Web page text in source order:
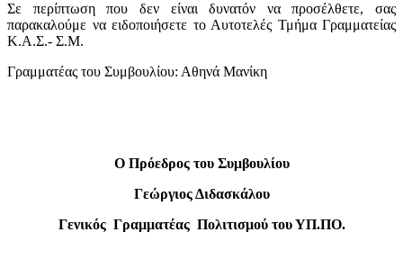
Σε περίπτωση που δεν είναι δυνατόν να προσέλθετε, σας
παρακαλούμε να ειδοποιήσετε το Αυτοτελές Τμήμα Γραμματείας
Κ.Α.Σ.- Σ.Μ.
Γραμματέας του Συμβουλίου: Αθηνά Μανίκη
Ο Πρόεδρος του Συμβουλίου
Γεώργιος Διδασκάλου
Γενικός Γραμματέας Πολιτισμού του ΥΠ.ΠΟ.